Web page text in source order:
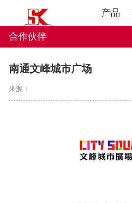
产品
合作伙伴
南通文峰城市广场
来源：